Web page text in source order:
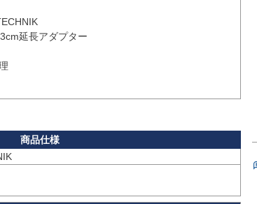
延長アダプター